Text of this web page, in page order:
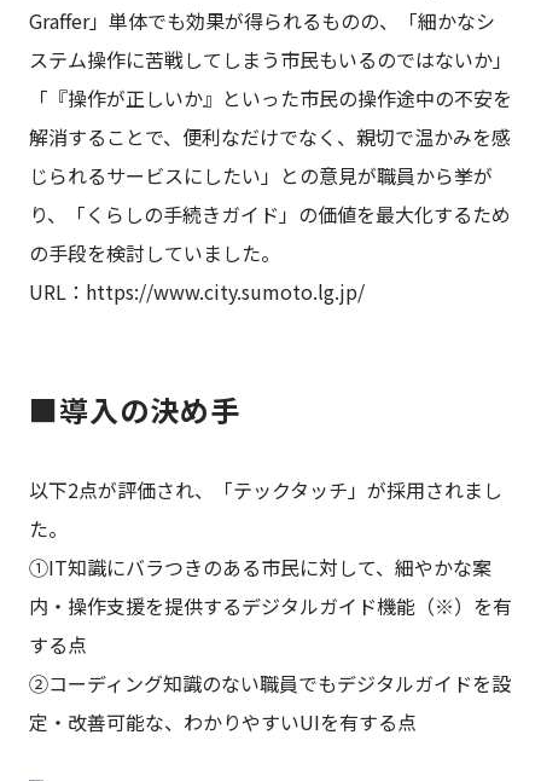
Graffer」単体でも効果が得られるものの、「細かなシ
ステム操作に苦戦してしまう市民もいるのではないか」
「『操作が正しいか』といった市民の操作途中の不安を
解消することで、便利なだけでなく、親切で温かみを感
じられるサービスにしたい」との意見が職員から挙が
り、「くらしの手続きガイド」の価値を最大化するため
の手段を検討していました。
URL： https://www.city.sumoto.lg.jp/
■導入の決め手
以下2点が評価され、「テックタッチ」が採用されまし
た。
①IT知識にバラつきのある市民に対して、細やかな案
内・操作支援を提供するデジタルガイド機能（※）を有
する点
②コーディング知識のない職員でもデジタルガイドを設
定・改善可能な、わかりやすいUIを有する点